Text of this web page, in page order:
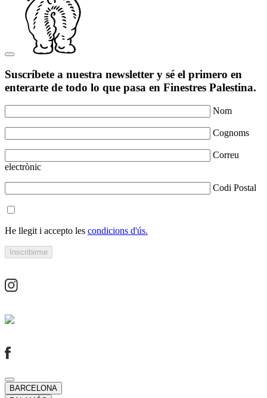
Suscríbete a nuestra newsletter y sé el primero en
enterarte de todo lo que pasa en Finestres Palestina.
Nom
Cognoms
Correu
electrònic
Codi Postal
He llegit i accepto les condicions d'ús.
BARCELONA